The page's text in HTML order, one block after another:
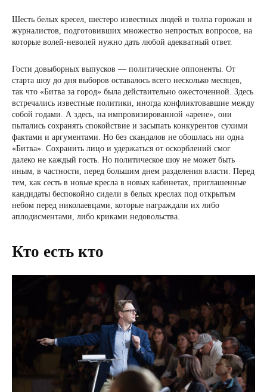
Шесть белых кресел, шестеро известных людей и толпа горожан и
журналистов, подготовивших множество непростых вопросов, на
которые волей-неволей нужно дать любой адекватный ответ.
Гости довыборных выпусков — политические оппоненты. От
старта шоу до дня выборов оставалось всего несколько месяцев,
так что «Битва за город» была действительно ожесточенной. Здесь
встречались известные политики, иногда конфликтовавшие между
собой годами. А здесь, на импровизированной «арене», они
пытались сохранять спокойствие и засыпать конкурентов сухими
фактами и аргументами. Но без скандалов не обошлась ни одна
«Битва». Сохранить лицо и удержаться от оскорблений смог
далеко не каждый гость. Но политическое шоу не может быть
иным, в частности, перед большим днем разделения власти. Перед
тем, как сесть в новые кресла в новых кабинетах, приглашенные
кандидаты беспокойно сидели в белых креслах под открытым
небом перед николаевцами, которые награждали их либо
аплодисментами, либо криками недовольства.
Кто есть кто